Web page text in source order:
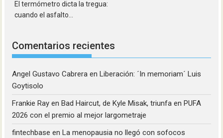
El termómetro dicta la tregua:
cuando el asfalto...
Comentarios recientes
Angel Gustavo Cabrera enLiberación: ´In memoriam´ Luis
Goytisolo
Frankie Ray enBad Haircut, de Kyle Misak, triunfa en PUFA
2026 con el premio al mejor largometraje
fintechbase enLa menopausia no llegó con sofocos